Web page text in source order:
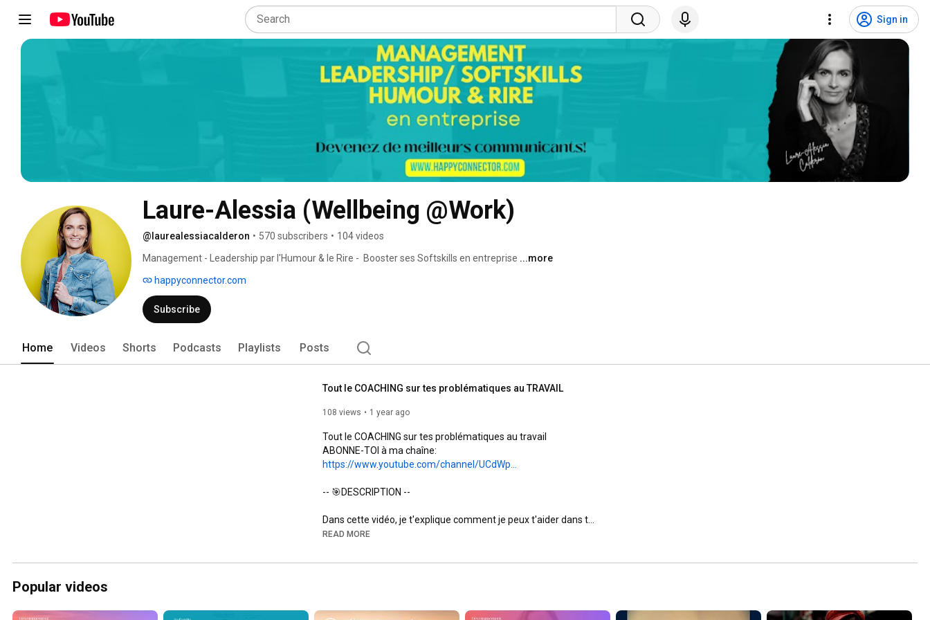
Sign in
Laure-Alessia (Wellbeing @Work)
@laurealessiacalderon • 570 subscribers • 104 videos
Management - Leadership par l'Humour & le Rire -  Booster ses Softskills en entreprise ...more
happyconnector.com
Subscribe
Home Videos Shorts Podcasts Playlists Posts
Tout le COACHING sur tes problématiques au TRAVAIL
108 views 1 year ago
Tout le COACHING sur tes problématiques au travail
https://www.youtube.com/channel/UCdWp...
-- 🎯DESCRIPTION --
Dans cette vidéo, je t'explique comment je peux t'aider dans tes
problématiques et objectifs liés au travail. Parfois, nous n'y
semble bloquée et nous ne voyons pas de sortie de secours.
READ MORE
Popular videos